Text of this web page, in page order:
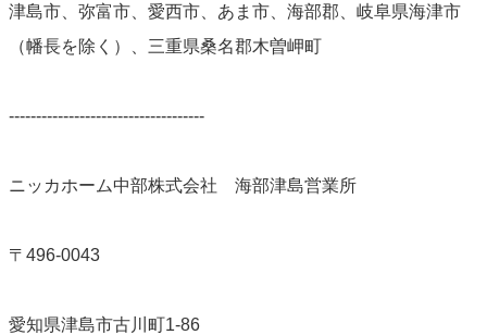
津島市、弥富市、愛西市、あま市、海部郡、岐阜県海津市
（幡長を除く）、三重県桑名郡木曽岬町
------------------------------------
ニッカホーム中部株式会社 海部津島営業所
〒496-0043
愛知県津島市古川町1-86